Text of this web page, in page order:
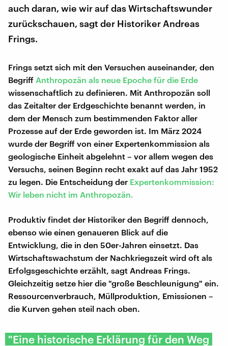
auch daran, wie wir auf das Wirtschaftswunder
zurückschauen, sagt der Historiker Andreas
Frings.
Frings setzt sich mit den Versuchen auseinander, den
Begriff Anthropozän als neue Epoche für die Erde
wissenschaftlich zu definieren. Mit Anthropozän soll
das Zeitalter der Erdgeschichte benannt werden, in
dem der Mensch zum bestimmenden Faktor aller
Prozesse auf der Erde geworden ist. Im März 2024
wurde der Begriff von einer Expertenkommission als
geologische Einheit abgelehnt – vor allem wegen des
Versuchs, seinen Beginn recht exakt auf das Jahr 1952
zu legen. Die Entscheidung der Expertenkommission:
Wir leben nicht im Anthropozän.
Produktiv findet der Historiker den Begriff dennoch,
ebenso wie einen genaueren Blick auf die
Entwicklung, die in den 50er-Jahren einsetzt. Das
Wirtschaftswachstum der Nachkriegszeit wird oft als
Erfolgsgeschichte erzählt, sagt Andreas Frings.
Gleichzeitig setze hier die "große Beschleunigung" ein.
Ressourcenverbrauch, Müllproduktion, Emissionen –
die Kurven gehen steil nach oben.
"Eine historische Erklärung für den Weg